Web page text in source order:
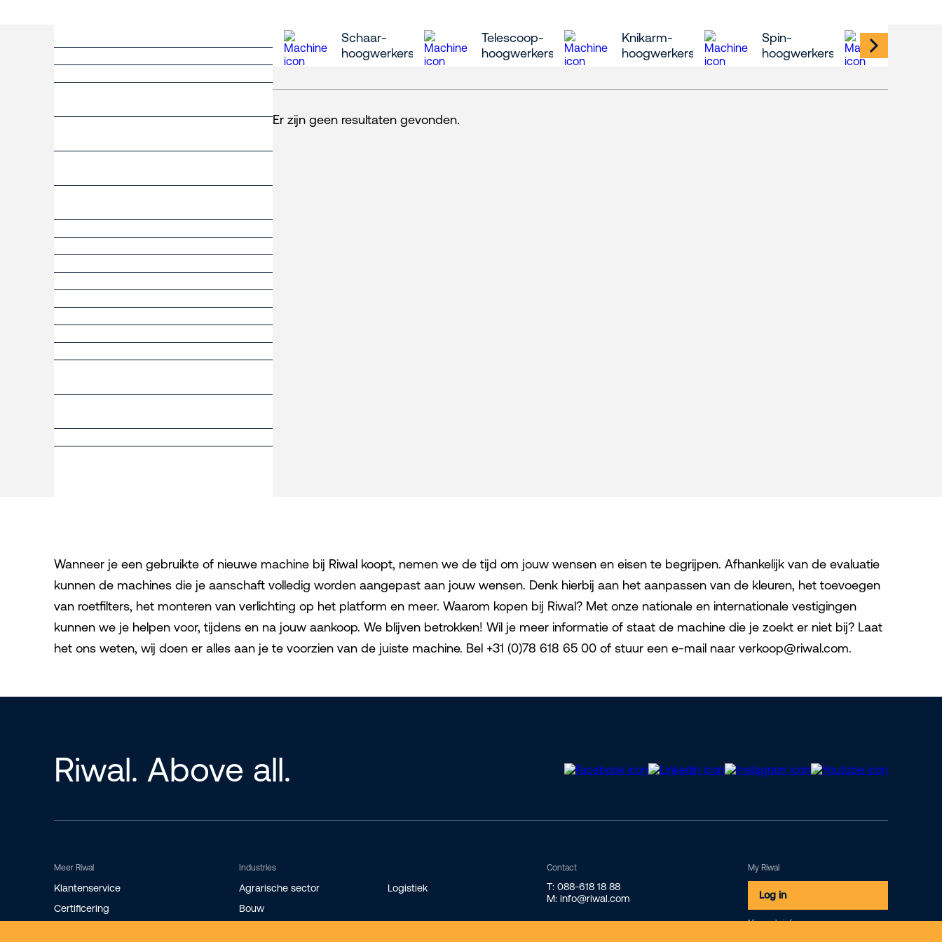
Schaar-
hoogwerkers
Telescoop-
hoogwerkers
Knikarm-
hoogwerkers
Spin-
hoogwerkers
Er zijn geen resultaten gevonden.
Wanneer je een gebruikte of nieuwe machine bij Riwal koopt, nemen we de tijd om jouw wensen en eisen te begrijpen. Afhankelijk van de evaluatie
kunnen de machines die je aanschaft volledig worden aangepast aan jouw wensen. Denk hierbij aan het aanpassen van de kleuren, het toevoegen
van roetfilters, het monteren van verlichting op het platform en meer. Waarom kopen bij Riwal? Met onze nationale en internationale vestigingen
kunnen we je helpen voor, tijdens en na jouw aankoop. We blijven betrokken! Wil je meer informatie of staat de machine die je zoekt er niet bij? Laat
het ons weten, wij doen er alles aan je te voorzien van de juiste machine. Bel +31 (0)78 618 65 00 of stuur een e-mail naar verkoop@riwal.com.
Riwal. Above all.
Meer Riwal
Klantenservice
Certificering
Industries
Agrarische sector
Bouw
Logistiek
Contact
T: 088-618 18 88
M: info@riwal.com
My Riwal
Log in
Nieuwsbrief